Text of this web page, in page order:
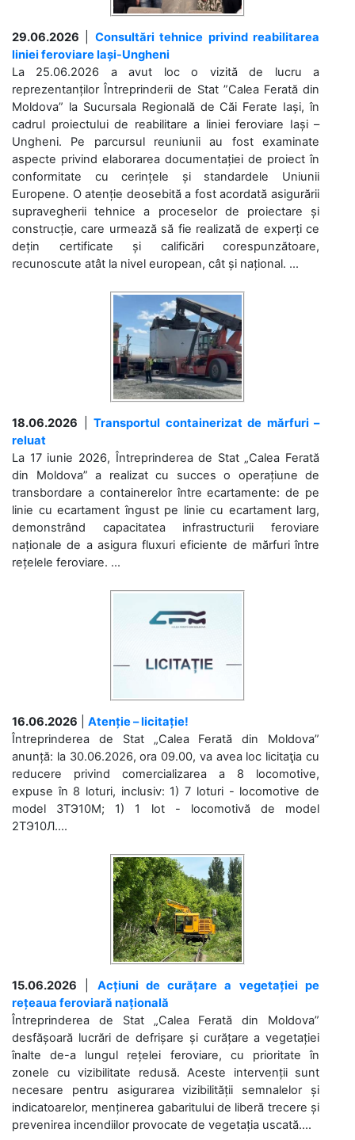
29.06.2026
Consultări tehnice privind reabilitarea
liniei feroviare Iași-Ungheni
La 25.06.2026 a avut loc o vizită de lucru a
reprezentanților Întreprinderii de Stat ”Calea Ferată din
Moldova” la Sucursala Regională de Căi Ferate Iași, în
cadrul proiectului de reabilitare a liniei feroviare Iași –
Ungheni. Pe parcursul reuniunii au fost examinate
aspecte privind elaborarea documentației de proiect în
conformitate cu cerințele și standardele Uniunii
Europene. O atenție deosebită a fost acordată asigurării
supravegherii tehnice a proceselor de proiectare și
construcție, care urmează să fie realizată de experți ce
dețin certificate și calificări corespunzătoare,
recunoscute atât la nivel european, cât și național. ...
18.06.2026
Transportul containerizat de mărfuri –
reluat
La 17 iunie 2026, Întreprinderea de Stat „Calea Ferată
din Moldova” a realizat cu succes o operațiune de
transbordare a containerelor între ecartamente: de pe
linie cu ecartament îngust pe linie cu ecartament larg,
demonstrând capacitatea infrastructurii feroviare
naționale de a asigura fluxuri eficiente de mărfuri între
rețelele feroviare. ...
16.06.2026
Atenție – licitație!
Întreprinderea de Stat „Calea Ferată din Moldova”
anunță: la 30.06.2026, ora 09.00, va avea loc licitaţia cu
reducere privind comercializarea a 8 locomotive,
expuse în 8 loturi, inclusiv: 1) 7 loturi - locomotive de
model 3ТЭ10М; 1) 1 lot - locomotivă de model
2ТЭ10Л....
15.06.2026
Acțiuni de curățare a vegetației pe
rețeaua feroviară națională
Întreprinderea de Stat „Calea Ferată din Moldova”
desfășoară lucrări de defrișare și curățare a vegetației
înalte de-a lungul rețelei feroviare, cu prioritate în
zonele cu vizibilitate redusă. Aceste intervenții sunt
necesare pentru asigurarea vizibilității semnalelor și
indicatoarelor, menținerea gabaritului de liberă trecere și
prevenirea incendiilor provocate de vegetația uscată....